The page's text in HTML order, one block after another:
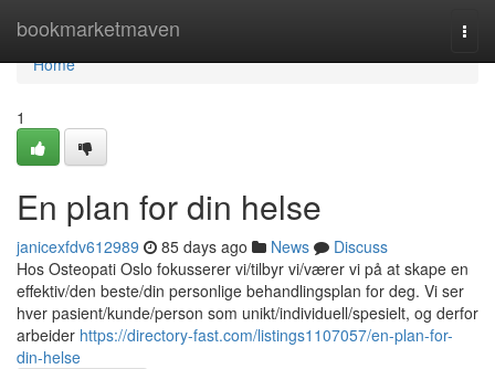
bookmarketmaven
Home
Home
1
En plan for din helse
janicexfdv612989 85 days ago News
Discuss
Hos Osteopati Oslo fokusserer vi/tilbyr vi/værer vi på at skape en
effektiv/den beste/din personlige behandlingsplan for deg. Vi ser
hver pasient/kunde/person som unikt/individuell/spesielt, og derfor
arbeider https://directory-fast.com/listings1107057/en-plan-for-
din-helse